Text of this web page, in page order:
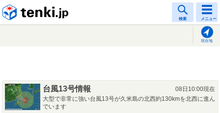
検索 メニュー
現在地
台風13号情報
08日10:00現在
大型で非常に強い台風13号が久米島の北西約130kmを北西に進ん
でいます